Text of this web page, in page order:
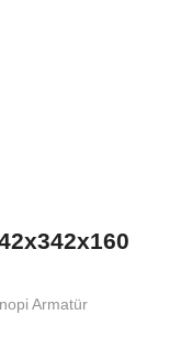
Armatür